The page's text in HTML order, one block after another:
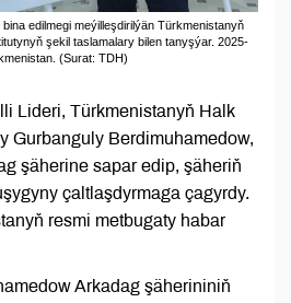
edilmegi meýilleşdirilýän Türkmenistanyň
şekil taslamalary bilen tanyşýar. 2025-
(Surat: TDH)
Lideri, Türkmenistanyň Halk
Gurbanguly Berdimuhamedow,
şäherine sapar edip, şäheriň
çaltlaşdyrmaga çagyrdy.
resmi metbugaty habar
Arkadag şäherininiň